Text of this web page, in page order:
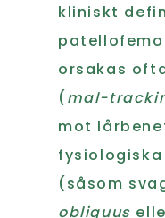
kliniskt
orsakas
(mal-
mot
(såsom
obliquus